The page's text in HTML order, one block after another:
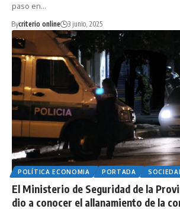
paso en…
Bycriterio online 3 junio, 2025
POLÍTICA ECONOMIA PORTADA
El Ministerio de Seguridad de la
dio a conocer el allanamiento de la